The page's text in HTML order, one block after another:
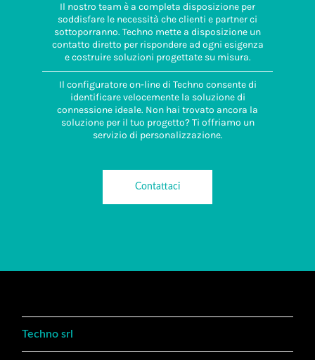
Il nostro team è a completa disposizione per
soddisfare le necessità che clienti e partner ci
sottoporranno. Techno mette a disposizione un
contatto diretto per rispondere ad ogni esigenza
e costruire soluzioni progettate su misura.
Il configuratore on-line di Techno consente di
identificare velocemente la soluzione di
connessione ideale. Non hai trovato ancora la
soluzione per il tuo progetto? Ti offriamo un
servizio di personalizzazione.
Contattaci
Techno srl